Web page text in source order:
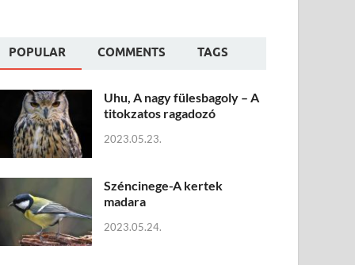
POPULAR COMMENTS TAGS
Uhu, A nagy fülesbagoly – A
titokzatos ragadozó
2023.05.23.
Széncinege-A kertek
madara
2023.05.24.